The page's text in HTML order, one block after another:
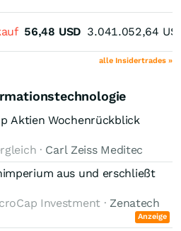
56,48 USD 3.041.052,64
alle Insidertrades »
Aktien Wochenrückblick
· Carl Zeiss Meditec
aus und erschließt
Investment · Zenatech
Anzeige